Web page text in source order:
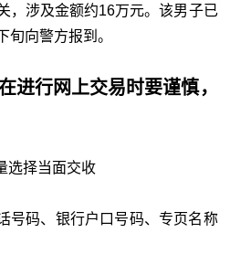
，涉及金额约16万元。该男子已
旬向警方报到。
进行网上交易时要谨慎，
选择当面交收
号码、银行户口号码、专页名称